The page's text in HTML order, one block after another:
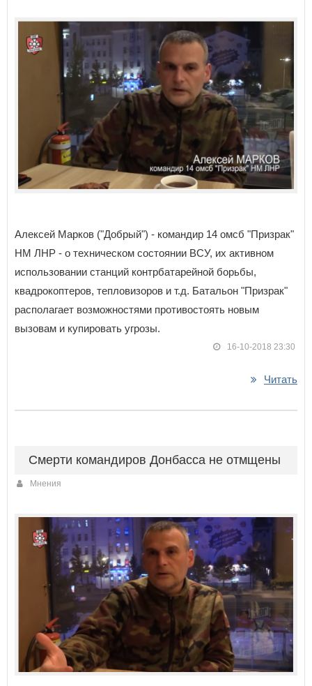
Алексей Марков ("Добрый") - командир 14 омсб "Призрак"
НМ ЛНР - о техническом состоянии ВСУ, их активном
использовании станций контрбатарейной борьбы,
квадрокоптеров, тепловизоров и т.д. Батальон "Призрак"
располагает возможностями противостоять новым
вызовам и купировать угрозы.
16-10-2018 23:30
Читать
Смерти командиров Донбасса не отмщены
Мнения